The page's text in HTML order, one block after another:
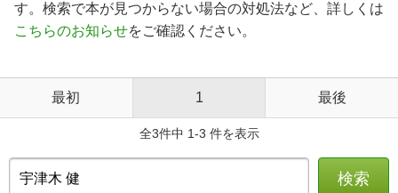
す。検索で本が見つからない場合の対処法など、詳しくは
こちらのお知らせをご確認ください。
最初 1 最後
全3件中 1-3 件を表示
検索